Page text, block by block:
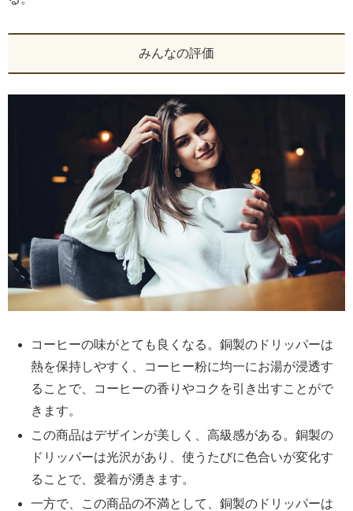
みんなの評価
コーヒーの味がとても良くなる。銅製のドリッパーは
熱を保持しやすく、コーヒー粉に均一にお湯が浸透す
ることで、コーヒーの香りやコクを引き出すことがで
きます。
この商品はデザインが美しく、高級感がある。銅製の
ドリッパーは光沢があり、使うたびに色合いが変化す
ることで、愛着が湧きます。
一方で、この商品の不満として、銅製のドリッパーは